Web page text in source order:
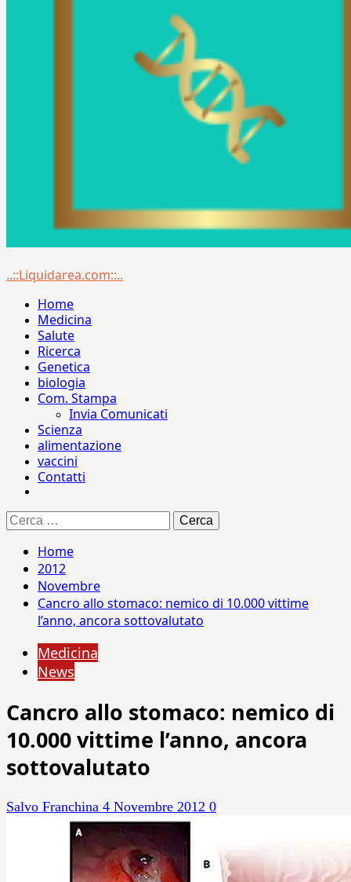
Menu
..::Liquidarea.com::..
Home
Medicina
Salute
Ricerca
Genetica
biologia
Com. Stampa
Invia Comunicati
Scienza
alimentazione
vaccini
Contatti
Ricerca
per:
Home
2012
Novembre
Cancro allo stomaco: nemico di 10.000 vittime
l’anno, ancora sottovalutato
Medicina
News
Cancro allo stomaco: nemico di
10.000 vittime l’anno, ancora
sottovalutato
Salvo Franchina 4 Novembre 2012 0